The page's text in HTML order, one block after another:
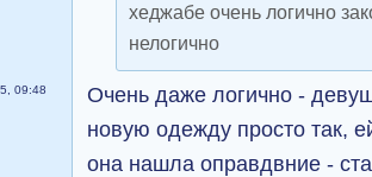
09:48
хеджабе очень логично
нелогично
Очень даже логично -
новую одежду просто так,
она нашла оправдвние -